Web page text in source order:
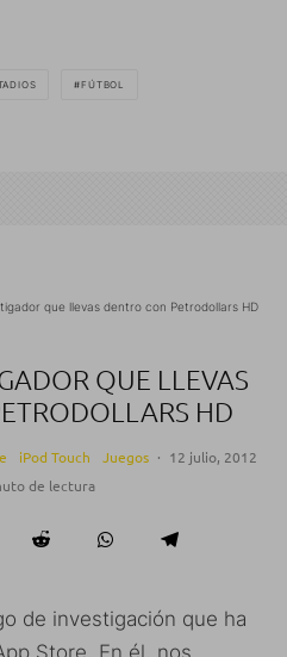
FÚTBOL
que llevas dentro con Petrodollars HD
QUE LLEVAS
HD
iPod Touch Juegos · 12 julio, 2012
de lectura
de investigación que ha
Store. En él, nos